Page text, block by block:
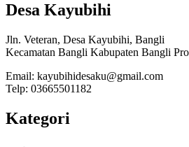
Desa Kayubihi
Jln. Veteran, Desa Kayubihi, Bangli
Kecamatan Bangli Kabupaten Bangli
Email: kayubihidesaku@gmail.com
Telp: 03665501182
Kategori